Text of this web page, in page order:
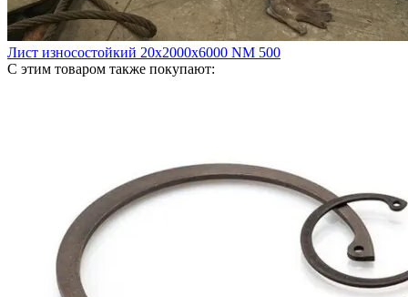
Лист износостойкий 20х2000х6000 NM 500
С этим товаром также покупают: